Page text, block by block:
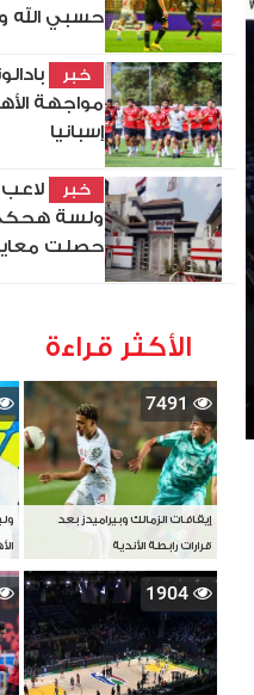
حسبي الله
خبر
مواجهة
إسبانيا
خبر
لاعب
ولسة
حصلت
الأكثر قراءة
7491
إيقافات الزمالك وبيراميدز بعد
قرارات رابطة الأندية
1904